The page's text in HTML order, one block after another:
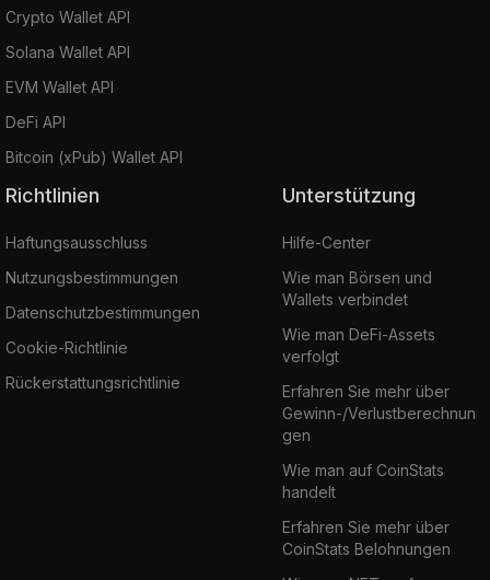
Crypto Wallet API
Solana Wallet API
EVM Wallet API
DeFi API
Bitcoin (xPub) Wallet API
Richtlinien
Haftungsausschluss
Nutzungsbestimmungen
Datenschutzbestimmungen
Cookie-Richtlinie
Rückerstattungsrichtlinie
Unterstützung
Hilfe-Center
Wie man Börsen und
Wallets verbindet
Wie man DeFi-Assets
verfolgt
Erfahren Sie mehr über
Gewinn-/Verlustberechnun
gen
Wie man auf CoinStats
handelt
Erfahren Sie mehr über
CoinStats Belohnungen